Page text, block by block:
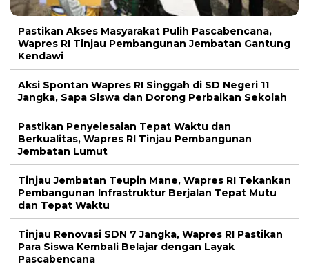
Pastikan Akses Masyarakat Pulih Pascabencana,
Wapres RI Tinjau Pembangunan Jembatan Gantung
Kendawi
Aksi Spontan Wapres RI Singgah di SD Negeri 11
Jangka, Sapa Siswa dan Dorong Perbaikan Sekolah
Pastikan Penyelesaian Tepat Waktu dan
Berkualitas, Wapres RI Tinjau Pembangunan
Jembatan Lumut
Tinjau Jembatan Teupin Mane, Wapres RI Tekankan
Pembangunan Infrastruktur Berjalan Tepat Mutu
dan Tepat Waktu
Tinjau Renovasi SDN 7 Jangka, Wapres RI Pastikan
Para Siswa Kembali Belajar dengan Layak
Pascabencana